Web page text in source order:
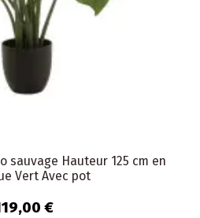
sauvage Hauteur 125 cm en
Vert Avec pot
€